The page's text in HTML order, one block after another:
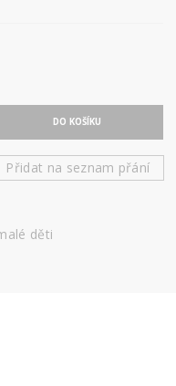
Přidat na seznam přání
děti